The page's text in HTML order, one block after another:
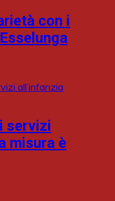
con i
servizi
misura è